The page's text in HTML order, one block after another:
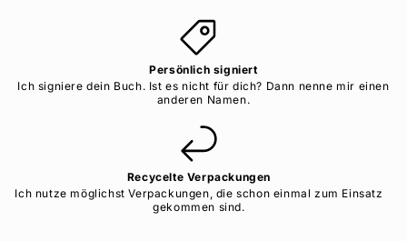
Persönlich signiert
Ich signiere dein Buch. Ist es nicht für dich? Dann nenne mir einen
anderen Namen.
Recycelte Verpackungen
Ich nutze möglichst Verpackungen, die schon einmal zum Einsatz
gekommen sind.